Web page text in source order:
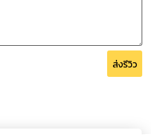
ส่งรีวิว